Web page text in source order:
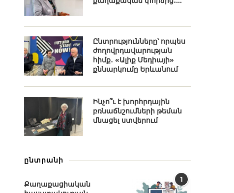
Ընտրությունները՝ որպես
ժողովրդավարության
հիմք․ «Ալիք Մեդիայի»
քննարկումը Երևանում
Ինչո՞ւ է խորհրդային
բռնաճնշումների թեման
մնացել ստվերում
ընտրանի
1
Քաղաքացիական